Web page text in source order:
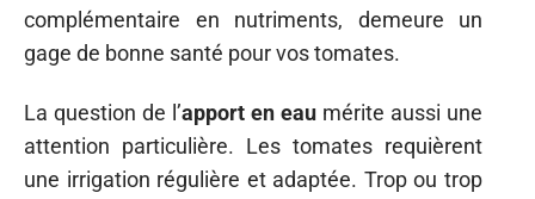
complémentaire en nutriments, demeure un
gage de bonne santé pour vos tomates.
La question de l’apport en eau mérite aussi une
attention particulière. Les tomates requièrent
une irrigation régulière et adaptée. Trop ou trop